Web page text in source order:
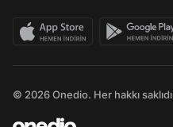
© 2026 Onedio. Her hakkı